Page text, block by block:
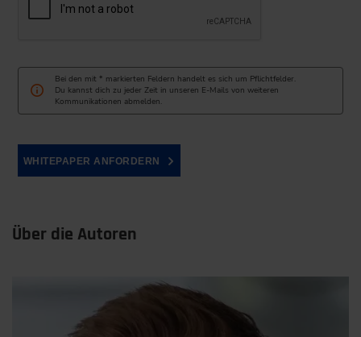
Bei den mit * markierten Feldern handelt es sich um Pflichtfelder.
Du kannst dich zu jeder Zeit in unseren E-Mails von weiteren
Kommunikationen abmelden.
WHITEPAPER ANFORDERN
Über die Autoren